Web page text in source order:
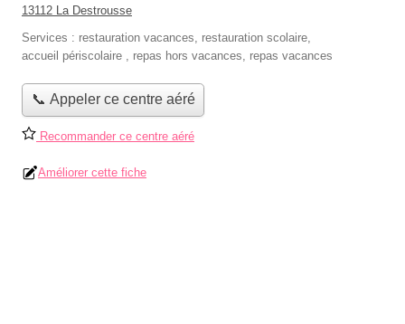
13112 La Destrousse
Services : restauration vacances, restauration scolaire,
accueil périscolaire , repas hors vacances, repas vacances
📞 Appeler ce centre aéré
Recommander ce centre aéré
Améliorer cette fiche